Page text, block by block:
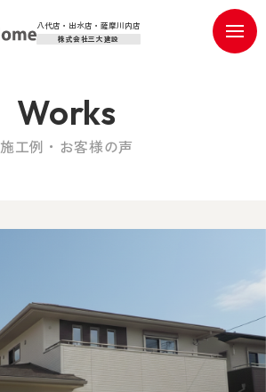
八代店・出水店・薩摩川内店
株式会社三大建設
Works
施工例・お客様の声